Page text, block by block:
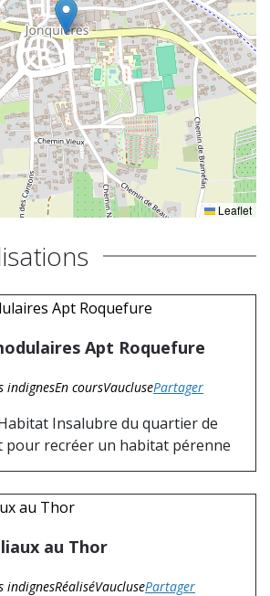
Leaflet
Apt Roquefure
indignesEn coursVauclusePartager
Insalubre du quartier de
pour recréer un habitat pérenne
au Thor
indignesRéaliséVauclusePartager